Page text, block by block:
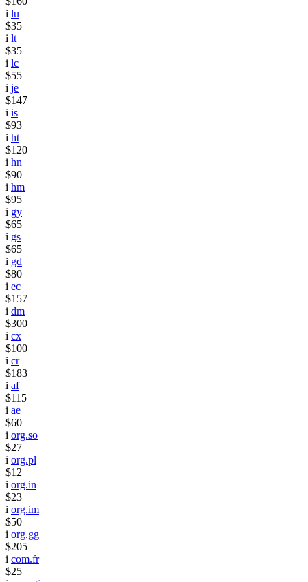
i lu
$35
i lt
$35
i lc
$55
i je
$147
i is
$93
i ht
$120
i hn
$90
i hm
$95
i gy
$65
i gs
$65
i gd
$80
i ec
$157
i dm
$300
i cx
$100
i cr
$183
i af
$115
i ae
$60
i org.so
$27
i org.pl
$12
i org.in
$23
i org.im
$50
i org.gg
$205
i com.fr
$25